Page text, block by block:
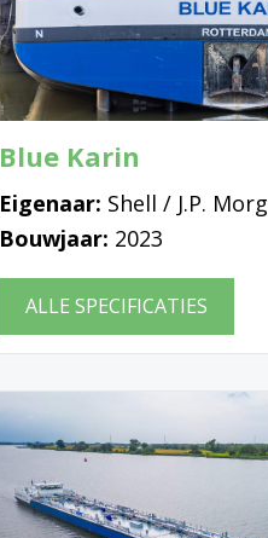
Blue Karin
Eigenaar: Shell / J.P.
Bouwjaar: 2023
ALLE SPECIFICATIES